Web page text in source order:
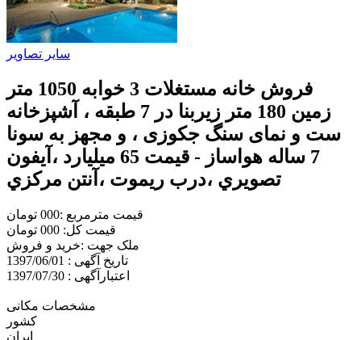
سایر تصاویر
فروش خانه مستغلات 3 خوابه 1050 متر
زمین 180 متر زیربنا در 7 طبقه ، آشپزخانه
ست و نمای سنگ جکوزی ، و مجهز به سونا
7 ساله هواساز - قيمت 65 ميليارد ،آيفون
تصويري ،درب ريموت ،آنتن مركزي
قیمت مترمربع :000 تومان
قیمت کل: 000 تومان
ملک جهت :خريد و فروش
تاریخ آگهی : 1397/06/01
اعتبارآگهی : 1397/07/30
مشخصات مکانی
کشور
ایران